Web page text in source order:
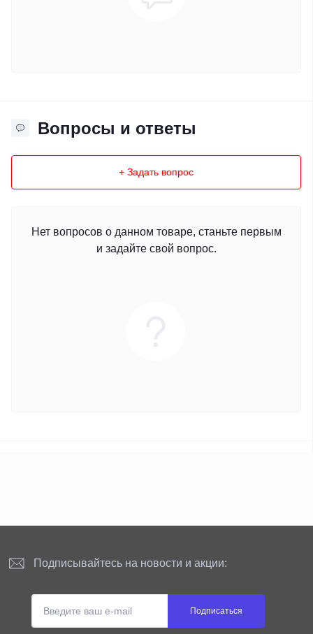
Вопросы и ответы
+ Задать вопрос
Нет вопросов о данном товаре, станьте первым
и задайте свой вопрос.
Подписывайтесь на новости и акции:
Подписаться